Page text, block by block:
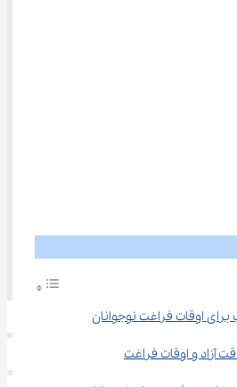
اوقات فراغت نوجوانان
آزاد و اوقات فراغت